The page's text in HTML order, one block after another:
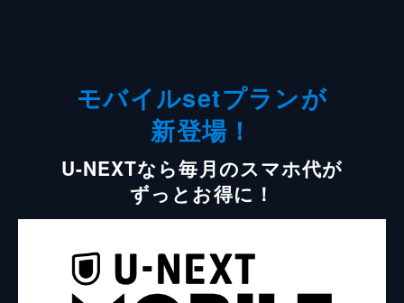
モバイルsetプランが
新登場！
U-NEXTなら毎月のスマホ代が
ずっとお得に！